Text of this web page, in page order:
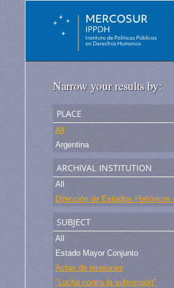
Narrow your results by:
place
All
Argentina
archival institution
All
subject
All
Estado Mayor Conjunto
Actas de reuniones
"Lucha contra la subversión"